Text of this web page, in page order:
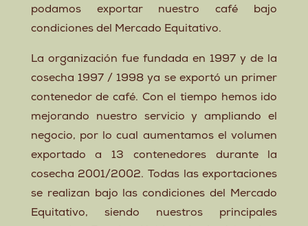
podamos exportar nuestro café bajo
condiciones del Mercado Equitativo.
La organización fue fundada en 1997 y de la
cosecha 1997 / 1998 ya se exportó un primer
contenedor de café. Con el tiempo hemos ido
mejorando nuestro servicio y ampliando el
negocio, por lo cual aumentamos el volumen
exportado a 13 contenedores durante la
cosecha 2001/2002. Todas las exportaciones
se realizan bajo las condiciones del Mercado
Equitativo, siendo nuestros principales